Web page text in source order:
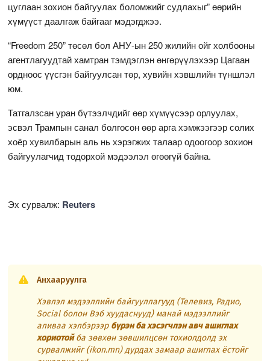
цуглаан зохион байгуулах боломжийг судлахыг” өөрийн
хүмүүст даалгаж байгааг мэдэгджээ.
“Freedom 250” төсөл бол АНУ-ын 250 жилийн ойг холбооны
агентлагуудтай хамтран тэмдэглэн өнгөрүүлэхээр Цагаан
ордноос үүсгэн байгуулсан төр, хувийн хэвшлийн түншлэл
юм.
Татгалзсан уран бүтээлчдийг өөр хүмүүсээр орлуулах,
эсвэл Трампын санал болгосон өөр арга хэмжээгээр солих
хоёр хувилбарын аль нь хэрэгжих талаар одоогоор зохион
байгуулагчид тодорхой мэдээлэл өгөөгүй байна.
Эх сурвалж: Reuters
Анхааруулга
Хэвлэл мэдээллийн байгууллагууд (Телевиз, Радио,
Social болон Вэб хуудаснууд) манай мэдээллийг
аливаа хэлбэрээр бүрэн ба хэсэгчлэн авч ашиглах
хориотойба зөвхөн зөвшилцсөн тохиолдолд эх
сурвалжийг (ikon.mn) дурдах замаар ашиглах ёстойг